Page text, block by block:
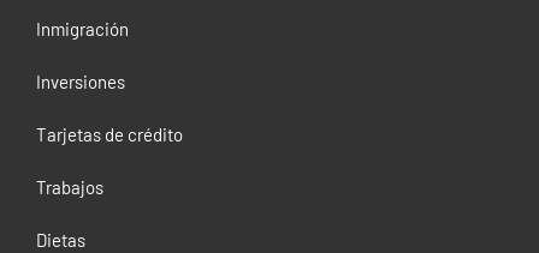
Inmigración
Inversiones
Tarjetas de crédito
Trabajos
Dietas